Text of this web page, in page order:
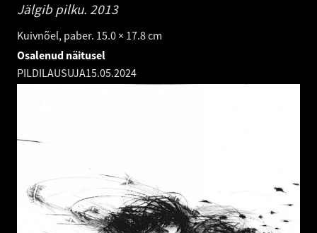
Jälgib pilku. 2013
Kuivnõel, paber. 15.0 × 17.8 cm
Osalenud näitusel
PILDILAUSUJA15.05.2024